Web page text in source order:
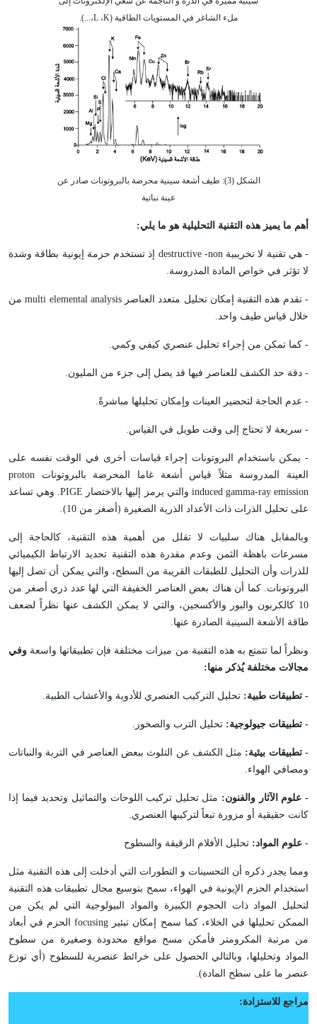
ملء الشاغر في المستويات الطاقية (K، L،...).
الشكل (3): طيف أشعة سينية محرضة بالبروتونات صادر عن
عينة نباتية
أهم ما يميز هذه التقنية التحليلية هو ما يلي:
- هي تقنية لا تخريبيةnon
-
destructive إذ تستخدم حزمة إيونية بطاقة وشدة
لا تؤثر في خواص المادة المدروسة.
- تقدم هذه التقنية إمكان تحليل متعدد العناصرmulti elemental analysisمن
خلال قياس طيف واحد.
- كما تمكن من إجراء تحليل عنصري كيفي وكمي.
- دقة حد الكشف للعناصر فيها قد يصل إلى جزء من المليون.
- عدم الحاجة لتحضير العينات وإمكان تحليلها مباشرةً.
- سريعة لا تحتاج إلى وقت طويل في القياس.
- يمكن باستخدام البروتونات إجراء قياسات أخرى في الوقت نفسه على
العينة المدروسة مثلاً قياس أشعة غاما المحرضة بالبروتونات proton
induced gamma-ray emission والتي يرمز إليها بالاختصار PIGE. وهي تساعد
على تحليل الذرات ذات الأعداد الذرية الصغيرة (أصغر من 10).
وبالمقابل هناك سلبيات لا تقلل من أهمية هذه التقنية، كالحاجة إلى
مسرعات باهظة الثمن وعدم مقدرة هذه التقنية تحديد الارتباط الكيميائي
للذرات وأن التحليل للطبقات القريبة من السطح، والتي يمكن أن تصل إليها
البروتونات. كما أن هناك بعض العناصر الخفيفة التي لها عدد ذري أصغر من
10 كالكربون والبور والأكسجين، والتي لا يمكن الكشف عنها نظراً لضعف
طاقة الأشعة السينية الصادرة عنها.
ونظراً لما تتمتع به هذه التقنية من ميزات مختلفة فإن تطبيقاتها واسعة وفي
مجالات مختلفة يُذكر منها:
- تطبيقات طبية: تحليل التركيب العنصري للأدوية والأعشاب الطبية.
- تطبيقات جيولوجية: تحليل الترب والصخور.
- تطبيقات بيئية: مثل الكشف عن التلوث ببعض العناصر في التربة والنباتات
ومصافي الهواء.
- علوم الآثار والفنون: مثل تحليل تركيب اللوحات والتماثيل وتحديد فيما إذا
كانت حقيقية أو مزورة تبعاً لتركيبها العنصري.
- علوم المواد: تحليل الأفلام الرقيقة والسطوح
ومما يجدر ذكره أن التحسينات و التطورات التي أدخلت إلى هذه التقنية مثل
استخدام الحزم الإيونية في الهواء، سمح بتوسيع مجال تطبيقات هذه التقنية
لتحليل المواد ذات الحجوم الكبيرة والمواد البيولوجية التي لم يكن من
الممكن تحليلها في الخلاء، كما سمح إمكان تبئير focusingالحزم في أبعاد
من مرتبة المكرومتر فأمكن مسح مواقع محدودة وصغيرة من سطوح
المواد وتحليلها، وبالتالي الحصول على خرائط عنصرية للسطوح (أي توزع
عنصر ما على سطح المادة).
مراجع للاستزادة: